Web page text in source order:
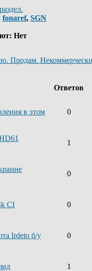
fonaref, SGN
Нет
Продам.
Ответов
в этом
0
1
0
CI 0
Irdeto б/у 0
1